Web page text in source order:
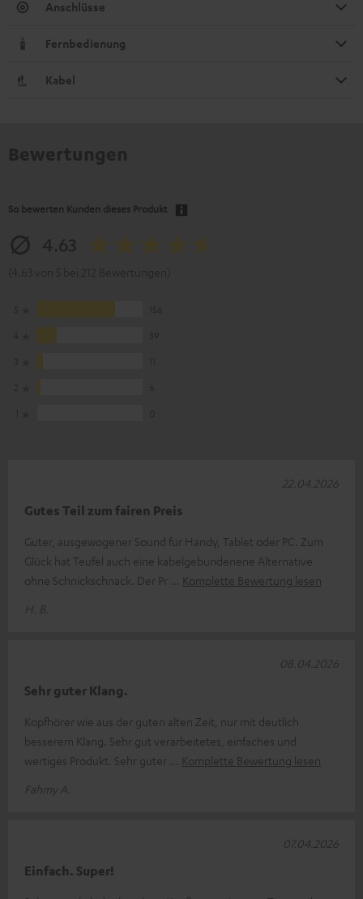
Anschlüsse
Fernbedienung
Kabel
So bewerten Kunden dieses Produkt
Gutes Teil zum fairen Preis
Guter, ausgewogener Sound für Handy, Tablet oder PC. Zum
Glück hat Teufel auch eine kabelgebundenene Alternative
ohne Schnickschnack. Der Pr
Komplette Bewertung lesen
H. B.
22.04.2026
Sehr guter Klang.
Kopfhörer wie aus der guten alten Zeit, nur mit deutlich
besserem Klang. Sehr gut verarbeitetes, einfaches und
wertiges Produkt. Sehr guter
Komplette Bewertung lesen
Fahmy A.
08.04.2026
Einfach. Super!
07.04.2026